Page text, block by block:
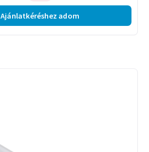
Ajánlatkéréshez adom